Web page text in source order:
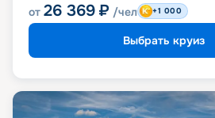
от 26 369 ₽ /чел +1 000
Выбрать круиз